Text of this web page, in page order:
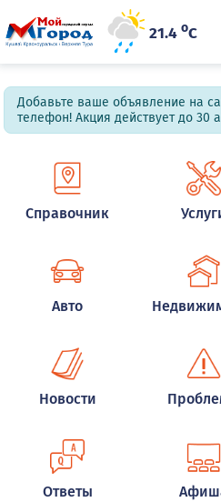
21.4oC
Добавьте ваше объявление на
телефон! Акция действует до 30
Справочник
Авто
Новости
Ответы